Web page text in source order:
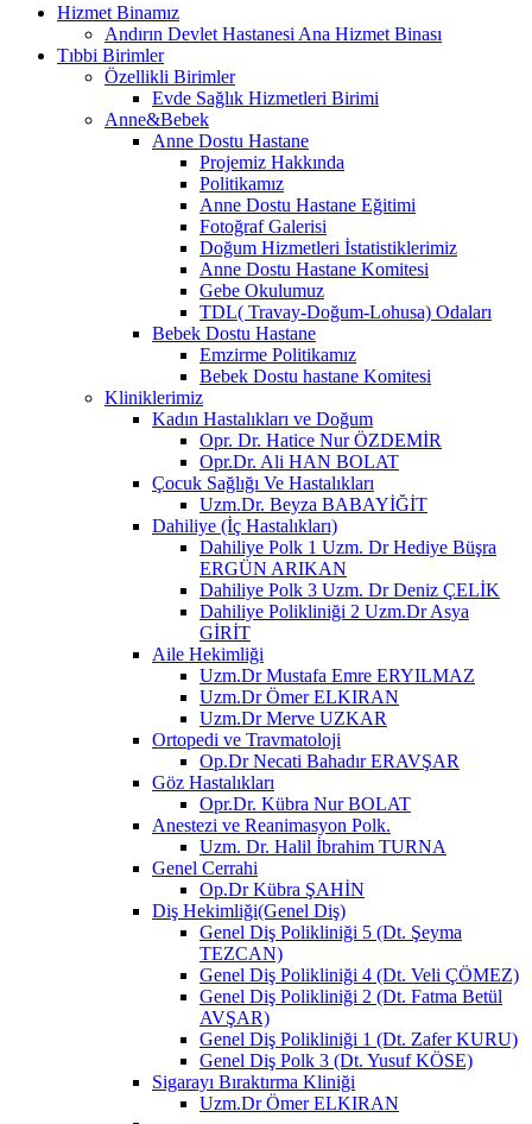
Hizmet Binamız
Andırın Devlet Hastanesi Ana Hizmet Binası
Tıbbi Birimler
Özellikli Birimler
Evde Sağlık Hizmetleri Birimi
Anne&Bebek
Anne Dostu Hastane
Projemiz Hakkında
Politikamız
Anne Dostu Hastane Eğitimi
Fotoğraf Galerisi
Doğum Hizmetleri İstatistiklerimiz
Anne Dostu Hastane Komitesi
Gebe Okulumuz
TDL( Travay-Doğum-Lohusa) Odaları
Bebek Dostu Hastane
Emzirme Politikamız
Bebek Dostu hastane Komitesi
Kliniklerimiz
Kadın Hastalıkları ve Doğum
Opr. Dr. Hatice Nur ÖZDEMİR
Opr.Dr. Ali HAN BOLAT
Çocuk Sağlığı Ve Hastalıkları
Uzm.Dr. Beyza BABAYİĞİT
Dahiliye (İç Hastalıkları)
Dahiliye Polk 1 Uzm. Dr Hediye Büşra
ERGÜN ARIKAN
Dahiliye Polk 3 Uzm. Dr Deniz ÇELİK
Dahiliye Polikliniği 2 Uzm.Dr Asya
GİRİT
Aile Hekimliği
Uzm.Dr Mustafa Emre ERYILMAZ
Uzm.Dr Ömer ELKIRAN
Uzm.Dr Merve UZKAR
Ortopedi ve Travmatoloji
Op.Dr Necati Bahadır ERAVŞAR
Göz Hastalıkları
Opr.Dr. Kübra Nur BOLAT
Anestezi ve Reanimasyon Polk.
Uzm. Dr. Halil İbrahim TURNA
Genel Cerrahi
Op.Dr Kübra ŞAHİN
Diş Hekimliği(Genel Diş)
Genel Diş Polikliniği 5 (Dt. Şeyma
TEZCAN)
Genel Diş Polikliniği 4 (Dt. Veli ÇÖMEZ)
Genel Diş Polikliniği 2 (Dt. Fatma Betül
AVŞAR)
Genel Diş Polikliniği 1 (Dt. Zafer KURU)
Genel Diş Polk 3 (Dt. Yusuf KÖSE)
Sigarayı Bıraktırma Kliniği
Uzm.Dr Ömer ELKIRAN